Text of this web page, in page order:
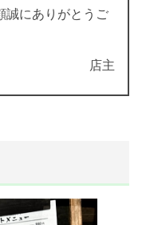
誠にありがとうご
店主